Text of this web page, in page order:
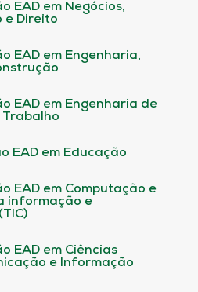
EAD em Negócios,
e Direito
EAD em Engenharia,
EAD em Engenharia de
EAD em Educação
EAD em Computação e
informação e
EAD em Ciências
e Informação